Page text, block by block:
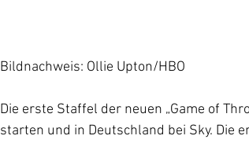
Bildnachweis: Ollie Upton/HBO
Die erste Staffel der neuen „Game of
starten und in Deutschland bei Sky. Die